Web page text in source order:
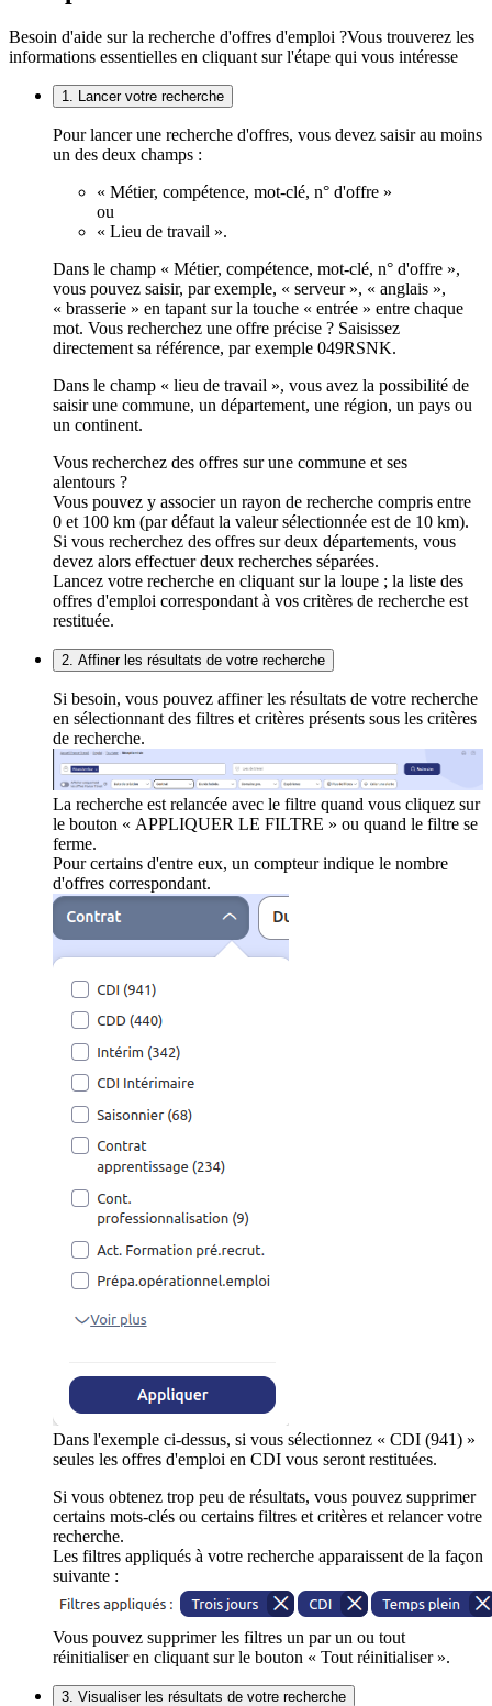
Besoin d'aide sur la recherche d'offres d'emploi ?Vous trouverez les
informations essentielles en cliquant sur l'étape qui vous intéresse
1. Lancer votre recherche
Pour lancer une recherche d'offres, vous devez saisir au moins
un des deux champs :
« Métier, compétence, mot-clé, n° d'offre »
ou
« Lieu de travail ».
Dans le champ « Métier, compétence, mot-clé, n° d'offre »,
vous pouvez saisir, par exemple, « serveur », « anglais »,
« brasserie » en tapant sur la touche « entrée » entre chaque
mot. Vous recherchez une offre précise ? Saisissez
directement sa référence, par exemple 049RSNK.
Dans le champ « lieu de travail », vous avez la possibilité de
saisir une commune, un département, une région, un pays ou
un continent.
Vous recherchez des offres sur une commune et ses
alentours ?
Vous pouvez y associer un rayon de recherche compris entre
0 et 100 km (par défaut la valeur sélectionnée est de 10 km).
Si vous recherchez des offres sur deux départements, vous
devez alors effectuer deux recherches séparées.
Lancez votre recherche en cliquant sur la loupe ; la liste des
offres d'emploi correspondant à vos critères de recherche est
restituée.
2. Affiner les résultats de votre recherche
Si besoin, vous pouvez affiner les résultats de votre recherche
en sélectionnant des filtres et critères présents sous les critères
de recherche.
La recherche est relancée avec le filtre quand vous cliquez sur
le bouton « APPLIQUER LE FILTRE » ou quand le filtre se
ferme.
Pour certains d'entre eux, un compteur indique le nombre
d'offres correspondant.
Dans l'exemple ci-dessus, si vous sélectionnez « CDI (941) »
seules les offres d'emploi en CDI vous seront restituées.
Si vous obtenez trop peu de résultats, vous pouvez supprimer
certains mots-clés ou certains filtres et critères et relancer votre
recherche.
Les filtres appliqués à votre recherche apparaissent de la façon
suivante :
Vous pouvez supprimer les filtres un par un ou tout
réinitialiser en cliquant sur le bouton « Tout réinitialiser ».
3. Visualiser les résultats de votre recherche